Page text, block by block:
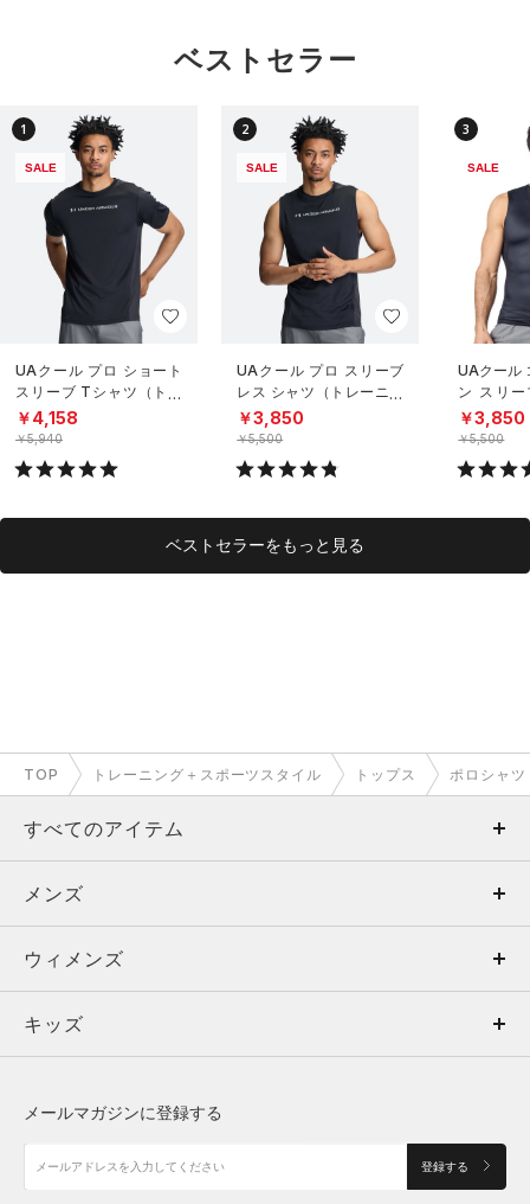
ベストセラー
1
SALE
UAクール プロ ショート
スリーブ Tシャツ（トレ
ーニング/MEN）
￥4,158
￥5,940
2
SALE
UAクール プロ スリーブ
レス シャツ（トレーニン
グ/MEN）
￥3,850
￥5,500
3
SALE
UAクール
ン スリ
（トレー
￥3,850
￥5,500
ベストセラーをもっと見る
TOP トレーニング＋スポーツスタイル トップス ポロシャツ
すべてのアイテム
メンズ
ウィメンズ
キッズ
アクセサリー
メンズ
トップス
ボトムス
アクセサリー
ウィメンズ
トップス
シューズ
キッズ
メールマガジンに登録する
登録する